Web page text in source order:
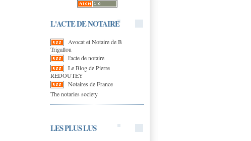
L'ACTE DE NOTAIRE
Avocat et Notaire de B
Trigallou
l'acte de notaire
Le Blog de Pierre
REDOUTEY
Notaires de France
The notaries society
LES PLUS LUS